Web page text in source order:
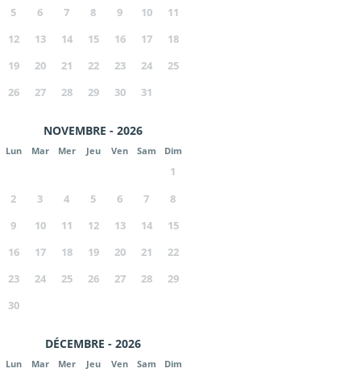
5
6 7 8 9 10
11
12
13 14 15 16 17
18
19
20 21 22 23 24
25
26
27 28 29 30 31
NOVEMBRE - 2026
Lun Mar Mer Jeu Ven Sam Dim
1
2
3 4 5 6 7
8
9
10 11 12 13 14
15
16
17 18 19 20 21
22
23
24 25 26 27 28
29
30
DÉCEMBRE - 2026
Lun Mar Mer Jeu Ven Sam Dim